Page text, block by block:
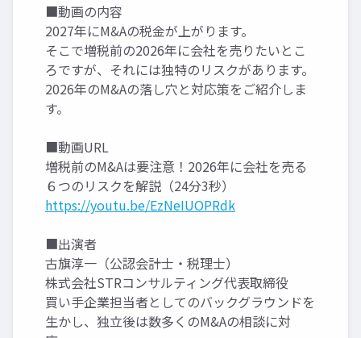
■動画の内容
2027年にM&Aの税金が上がります。
そこで増税前の2026年に会社を売りたいとこ
ろですが、それには独特のリスクがあります。
2026年のM&Aの落し穴と対応策をご紹介しま
す。
■動画URL
増税前のM&Aは要注意！2026年に会社を売る
６つのリスクを解説（24分3秒）
https://youtu.be/EzNeIUOPRdk
■出演者
古旗淳一（公認会計士・税理士）
株式会社STRコンサルティング代表取締役
買い手企業担当者としてのバックグラウンドを
生かし、独立後は数多くのM&Aの相談に対